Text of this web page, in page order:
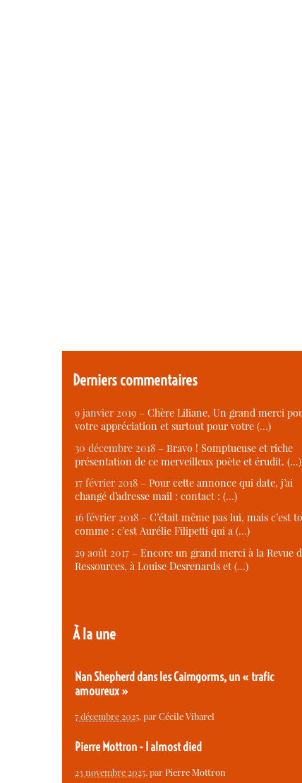
Derniers commentaires
9 janvier 2019 – Chère Liliane, Un grand merci
votre appréciation et surtout pour votre (…)
30 décembre 2018 – Bravo ! Somptueuse et riche
présentation de ce merveilleux poète et érudit. (…)
17 février 2018 – Pour cette annonce qui date, j’ai
changé d’adresse mail : contact : (…)
16 février 2018 – C’était même pas lui, mais c’est
comme : c’est Aurélie Filipetti qui a (…)
29 août 2017 – Encore un grand merci à la Revue
Ressources, à Louise Desrenards et (…)
À la une
Nan Shepherd dans les Cairngorms, un « trafic
amoureux »
7 décembre 2025, parCécile Vibarel
Pierre Mottron - I almost died
23 novembre 2025, parPierre Mottron